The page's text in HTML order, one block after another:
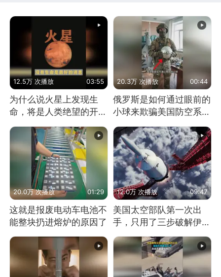
12.5万 次播放 03:55
为什么说火星上发现生
命，将是人类绝望的开
20.3万 次播放 00:44
俄罗斯是如何通过眼前的
小球来欺骗美国防空系统
20.0万 次播放 01:29
这就是报废电动车电池不
能整块扔进熔炉的原因了
12.0万 次播放 09:47
美国太空部队第一次出
手，只用了三步破解伊朗
防空